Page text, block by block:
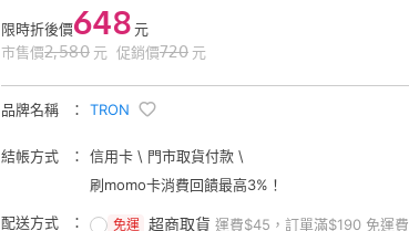
限時折後價648 元
市售價2,580 元 促銷價720 元
品牌名稱 TRON
結帳方式
信用卡 \ 門市取貨付款 \
刷momo卡消費回饋最高3%！
配送方式 免運 超商取貨 運費$45，訂單滿$190 免運費